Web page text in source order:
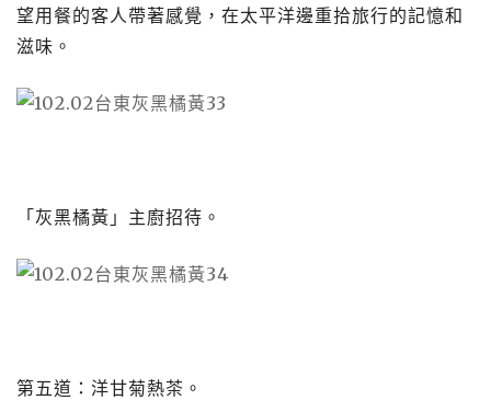
望用餐的客人帶著感覺，在太平洋邊重拾旅行的記憶和
滋味。
「灰黑橘黃」主廚招待。
第五道：洋甘菊熱茶。